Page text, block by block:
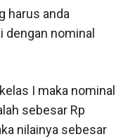
harus anda
dengan nominal
I maka nominal
sebesar Rp
nilainya sebesar